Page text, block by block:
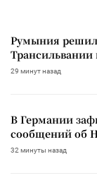
Румыния
Трансильвании
29 минут назад
В Германии
сообщений об
32 минуты назад